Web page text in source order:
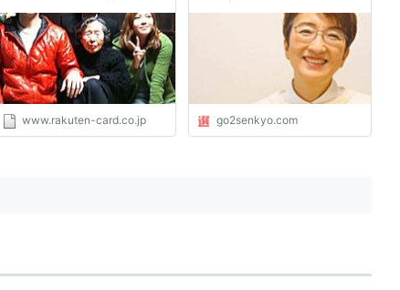
ネーメディア みんなのマネ
活
www.rakuten-card.co.jp go2senkyo.com